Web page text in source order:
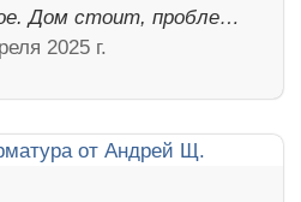
Дом стоит, пробле…
2025 г.